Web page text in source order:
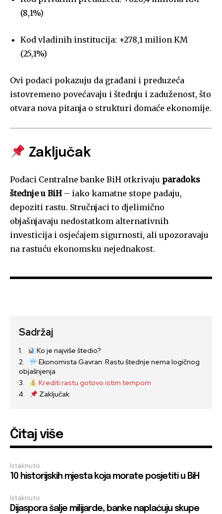
(8,1%)
Kod vladinih institucija: +278,1 milion KM
(25,1%)
Ovi podaci pokazuju da građani i preduzeća
istovremeno povećavaju i štednju i zaduženost, što
otvara nova pitanja o strukturi domaće ekonomije.
Zaključak
Podaci Centralne banke BiH otkrivaju paradoks
štednje u BiH – iako kamatne stope padaju,
depoziti rastu. Stručnjaci to djelimično
objašnjavaju nedostatkom alternativnih
investicija i osjećajem sigurnosti, ali upozoravaju
na rastuću ekonomsku nejednakost.
Sadržaj
Ko je najviše štedio?
Ekonomista Gavran: Rastu štednje nema logičnog
objašnjenja
Krediti rastu gotovo istim tempom
Zaključak
Čitaj više
Istaknuto
10 historijskih mjesta koja morate posjetiti u BiH
Istaknuto
Dijaspora šalje milijarde, banke naplaćuju skupe